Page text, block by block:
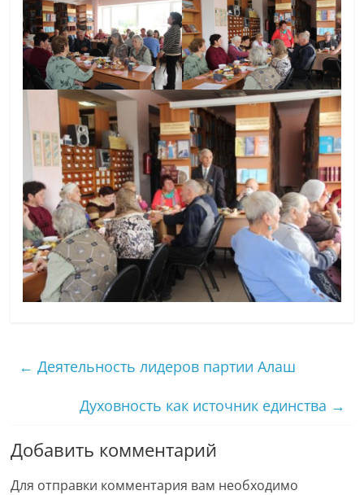
← Деятельность лидеров партии Алаш
Духовность как источник единства →
Добавить комментарий
Для отправки комментария вам необходимо